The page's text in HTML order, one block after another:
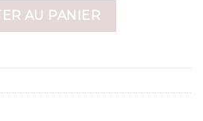
AU PANIER